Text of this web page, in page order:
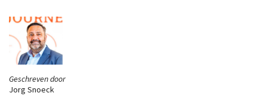
Geschreven door
Jorg Snoeck